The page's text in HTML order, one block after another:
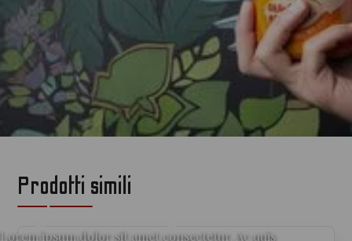
per gli amanti del gin
Lorem ipsum dolor sit amet consectetur. Ac quis
Prodotti simili